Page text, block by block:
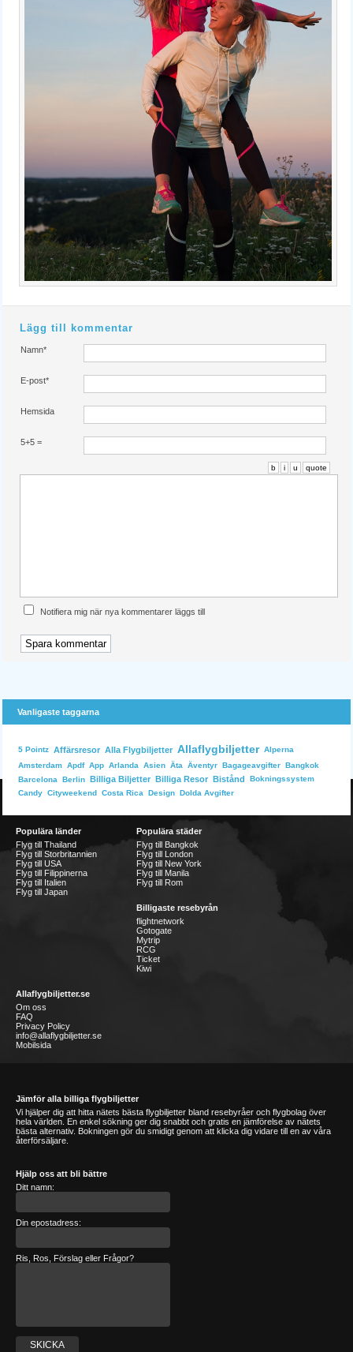
Lägg till kommentar
Namn*
E-post*
Hemsida
5+5 =
b i u quote
Notifiera mig när nya kommentarer läggs till
Vanligaste taggarna
5 Pointz Affärsresor Alla Flygbiljetter Allaflygbiljetter Alperna
Amsterdam Apdf App Arlanda Asien Äta Äventyr Bagageavgifter Bangkok
Barcelona
Berlin Billiga Biljetter Billiga Resor Bistånd
Bokningssystem
Candy Cityweekend Costa Rica Design Dolda Avgifter
Populära länder
Flyg till Thailand
Flyg till Storbritannien
Flyg till USA
Flyg till Filippinerna
Flyg till Italien
Flyg till Japan
Populära städer
Flyg till Bangkok
Flyg till London
Flyg till New York
Flyg till Manila
Flyg till Rom
Billigaste resebyrån
flightnetwork
Gotogate
Mytrip
RCG
Ticket
Kiwi
Allaflygbiljetter.se
Om oss
FAQ
Privacy Policy
info@allaflygbiljetter.se
Mobilsida
Jämför alla billiga flygbiljetter
Vi hjälper dig att hitta nätets bästa flygbiljetter bland resebyråer och flygbolag över
hela världen. En enkel sökning ger dig snabbt och gratis en jämförelse av nätets
bästa alternativ. Bokningen gör du smidigt genom att klicka dig vidare till en av våra
återförsäljare.
Hjälp oss att bli bättre
Ditt namn:
Din epostadress:
Ris, Ros, Förslag eller Frågor?
SKICKA